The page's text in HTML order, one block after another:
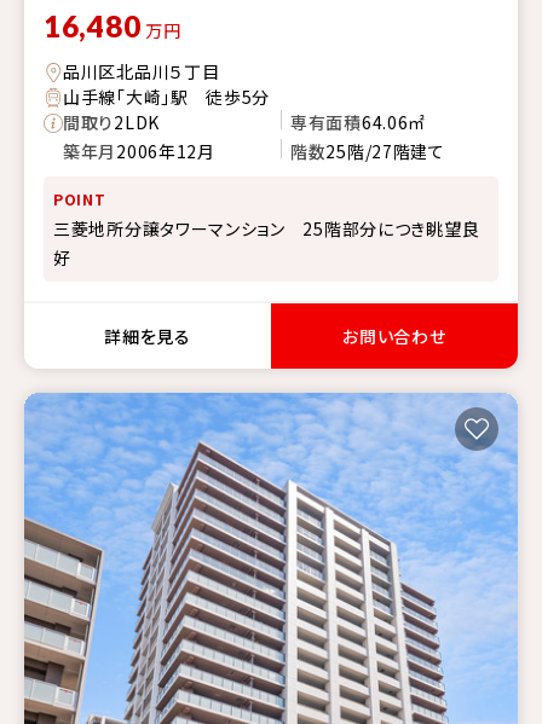
16,480 万円
品川区北品川５丁目
山手線「大崎」駅 徒歩5分
間取り2LDK 専有面積64.06㎡
築年月 2006年12月 階数25階/27階建て
POINT
三菱地所分譲タワーマンション 25階部分につき眺望良
好
詳細を見る お問い合わせ